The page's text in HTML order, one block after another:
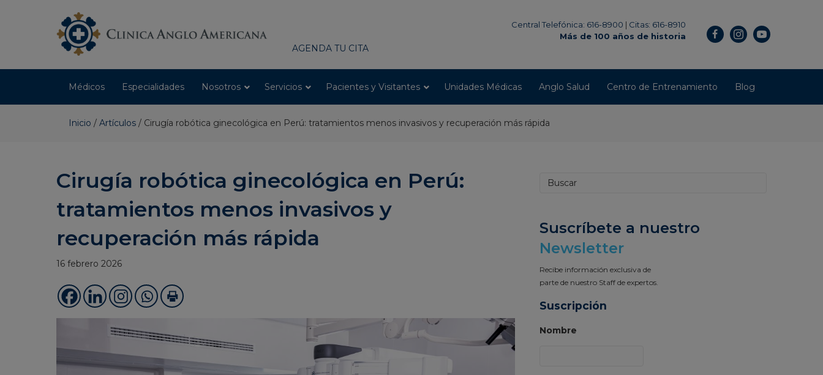
Central Telefónica: 616-8900 | Citas: 616-8910
Más de 100 años de historia
AGENDA TU CITA
Médicos Especialidades Nosotros Servicios Pacientes y Visitantes Unidades Médicas Anglo Salud Centro de Entrenamiento Blog
Inicio / Artículos / Cirugía robótica ginecológica en Perú: tratamientos menos invasivos y recuperación más rápida
Cirugía robótica ginecológica en Perú:
tratamientos menos invasivos y
recuperación más rápida
16 febrero 2026
Suscríbete a nuestro
Newsletter
Recibe información exclusiva de
parte de nuestro Staff de expertos.
Suscripción
Nombre